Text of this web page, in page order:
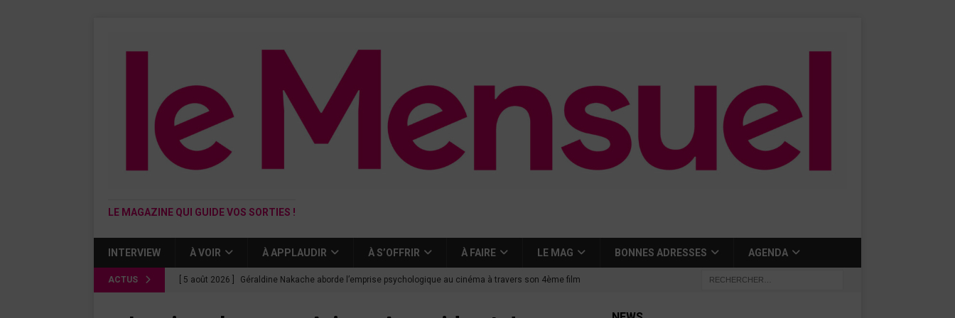
LE MAGAZINE QUI GUIDE VOS SORTIES !
INTERVIEW À VOIR À APPLAUDIR À S’OFFRIR À FAIRE LE MAG BONNES ADRESSES AGENDA
ACTUS [ 5 août 2026 ] Géraldine Nakache aborde l’emprise psychologique au cinéma à travers son 4ème film